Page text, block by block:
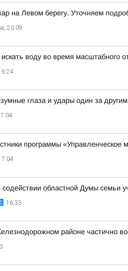
на Левом берегу. Уточняем
20:09
искать воду во время масштабного
глаза и удары один за
программы «Управленческое
содействии областной Думы
16:33
районе частично